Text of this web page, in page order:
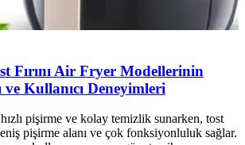
Fırını Air Fryer Modellerinin
ve Kullanıcı Deneyimleri
pişirme ve kolay temizlik sunarken, tost
pişirme alanı ve çok fonksiyonluluk sağlar.